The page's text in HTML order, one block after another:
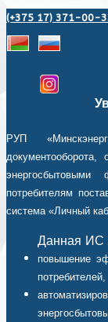
(+375 17) 371-00-
РУП
документооборота,
потребителям
система «Личный
Данная ИС
повышение
потребителей,